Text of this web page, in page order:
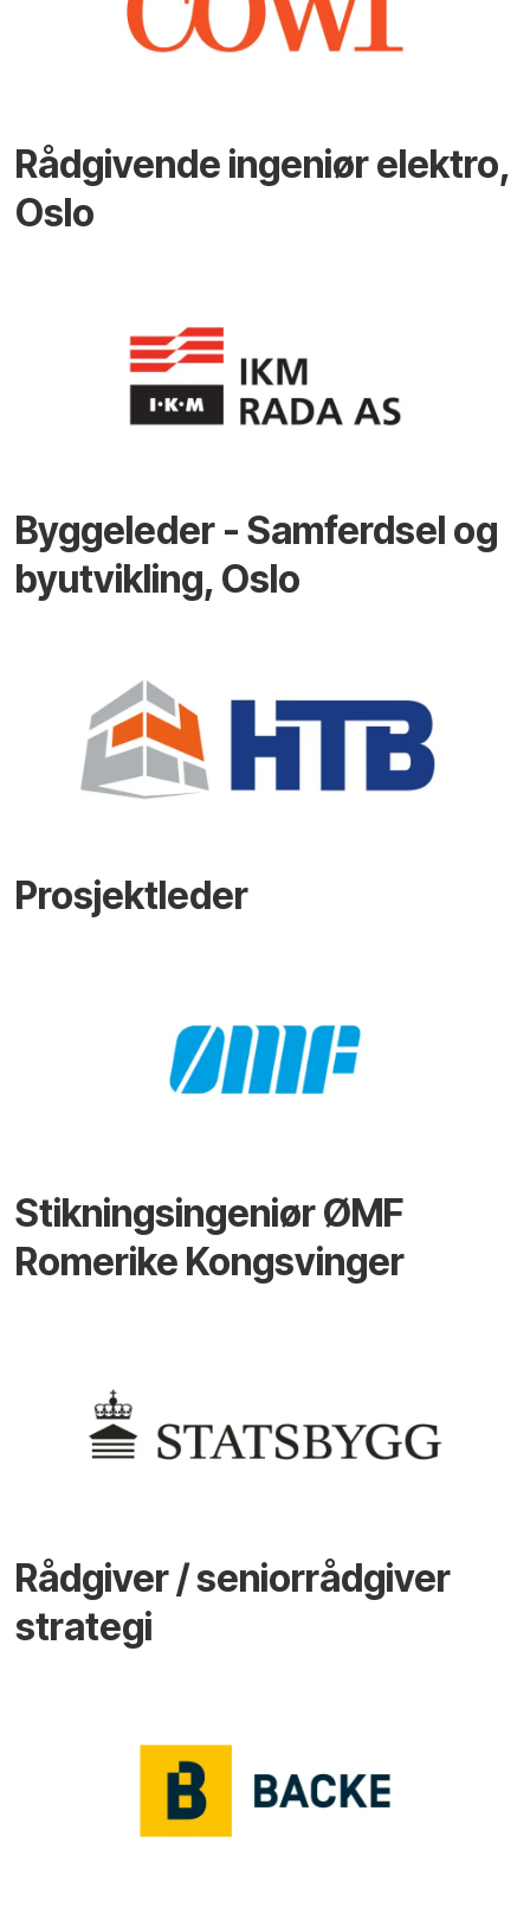
Rådgivende ingeniør elektro,
Oslo
Byggeleder - Samferdsel og
byutvikling, Oslo
Prosjektleder
Stikningsingeniør ØMF
Romerike Kongsvinger
Rådgiver / seniorrådgiver
strategi